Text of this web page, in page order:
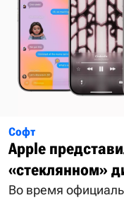
Софт
Apple
«стеклянном»
Во время